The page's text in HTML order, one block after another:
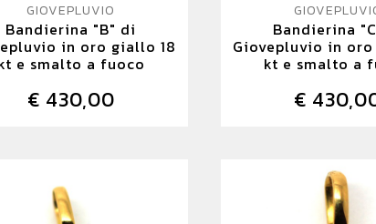
GIOVEPLUVIO
Bandierina "B" di
in oro giallo 18
e smalto a fuoco
€ 430,00
Bandierina
Giovepluvio in
kt e smalto a
€